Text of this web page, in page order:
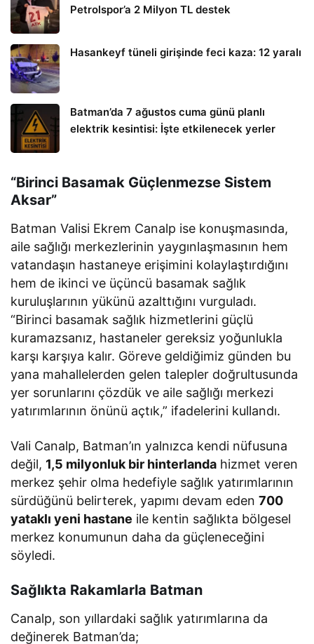
Petrolspor’a 2 Milyon TL destek
Hasankeyf tüneli girişinde feci kaza: 12 yaralı
Batman’da 7 ağustos cuma günü planlı
elektrik kesintisi: İşte etkilenecek yerler
“Birinci Basamak Güçlenmezse Sistem
Aksar”
Batman Valisi Ekrem Canalp ise konuşmasında,
aile sağlığı merkezlerinin yaygınlaşmasının hem
vatandaşın hastaneye erişimini kolaylaştırdığını
hem de ikinci ve üçüncü basamak sağlık
kuruluşlarının yükünü azalttığını vurguladı.
“Birinci basamak sağlık hizmetlerini güçlü
kuramazsanız, hastaneler gereksiz yoğunlukla
karşı karşıya kalır. Göreve geldiğimiz günden bu
yana mahallelerden gelen talepler doğrultusunda
yer sorunlarını çözdük ve aile sağlığı merkezi
yatırımlarının önünü açtık,” ifadelerini kullandı.
Vali Canalp, Batman’ın yalnızca kendi nüfusuna
değil, 1,5 milyonluk bir hinterlanda hizmet veren
merkez şehir olma hedefiyle sağlık yatırımlarının
sürdüğünü belirterek, yapımı devam eden700
yataklı yeni hastane ile kentin sağlıkta bölgesel
merkez konumunun daha da güçleneceğini
söyledi.
Sağlıkta Rakamlarla Batman
Canalp, son yıllardaki sağlık yatırımlarına da
değinerek Batman’da;